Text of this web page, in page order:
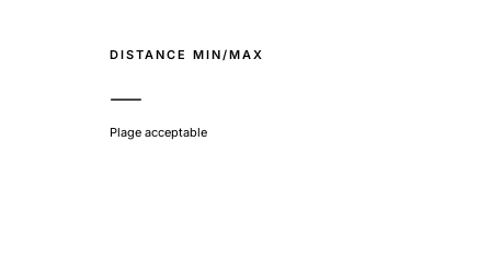
DISTANCE MIN/MAX
—
Plage acceptable